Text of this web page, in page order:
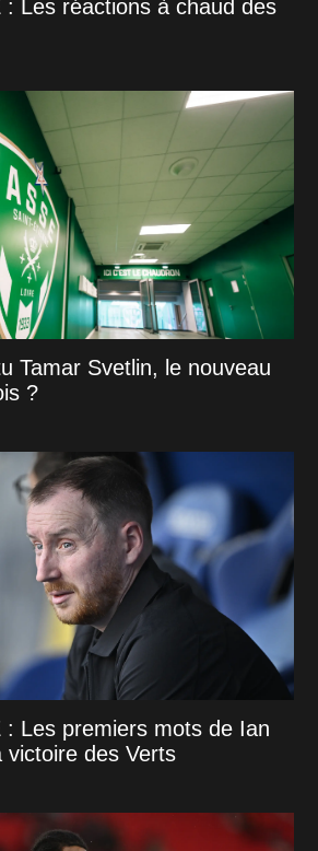
: Les réactions à chaud des
Tamar Svetlin, le nouveau
?
: Les premiers mots de Ian
victoire des Verts